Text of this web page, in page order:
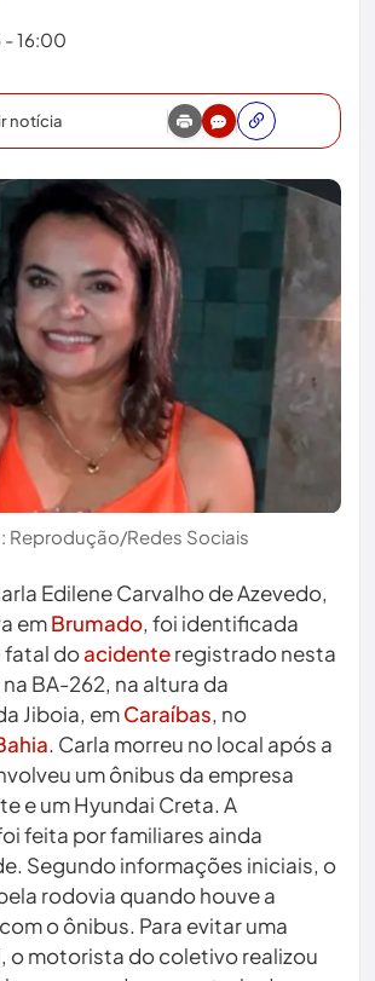
16:00
notícia
Reprodução/Redes Sociais
Edilene Carvalho de Azevedo,
emBrumado, foi identificada
fatal doacidenteregistrado nesta
BA-262, na altura da
Jiboia, emCaraíbas, no
. Carla morreu no local após a
um ônibus da empresa
e um Hyundai Creta. A
feita por familiares ainda
Segundo informações iniciais, o
rodovia quando houve a
o ônibus. Para evitar uma
o motorista do coletivo realizou